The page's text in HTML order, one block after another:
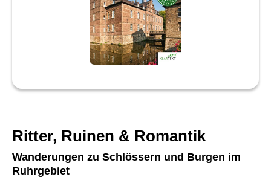
Ritter, Ruinen & Romantik
Wanderungen zu Schlössern und Burgen im
Ruhrgebiet